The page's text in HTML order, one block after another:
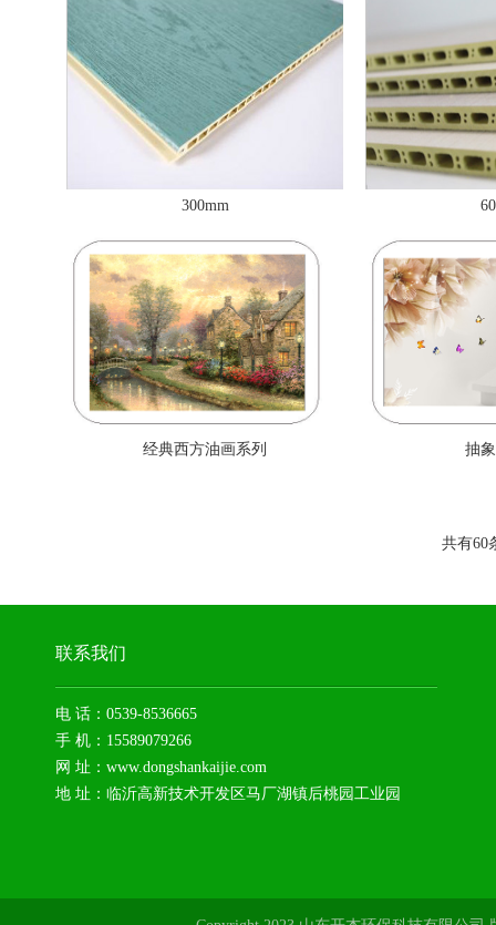
300mm
经典西方油画系列 抽
共有60
联系我们
电 话：0539-8536665
手 机：15589079266
网 址：www.dongshankaijie.com
地 址：临沂高新技术开发区马厂湖镇后桃园工业园